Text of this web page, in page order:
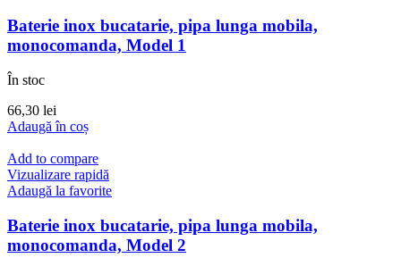
Baterie inox bucatarie, pipa lunga mobila,
monocomanda, Model 1
În stoc
66,30 lei
Adaugă în coș
Add to compare
Vizualizare rapidă
Adaugă la favorite
Baterie inox bucatarie, pipa lunga mobila,
monocomanda, Model 2